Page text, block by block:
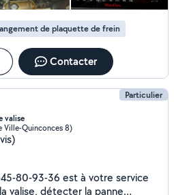
de plaquette de frein
Contacter
Particulier
valise
Ville-Quinconces 8)
80-93-36 est à votre service
valise, détecter la panne